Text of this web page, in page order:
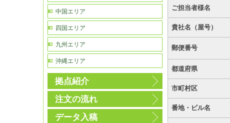
ご担当者様名
貴社名（屋号）
郵便番号
都道府県
市町村区
番地・ビル名
中国エリア
四国エリア
九州エリア
沖縄エリア
拠点紹介
注文の流れ
データ入稿